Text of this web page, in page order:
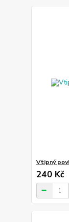
Vtipný
240 Kč